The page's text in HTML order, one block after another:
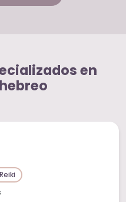
en
Reiki